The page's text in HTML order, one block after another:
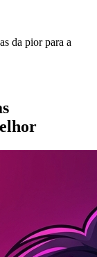
da pior para a